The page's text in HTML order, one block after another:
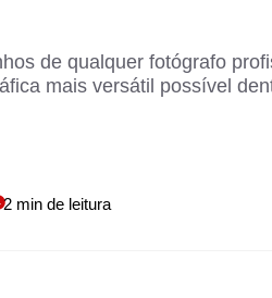
de qualquer fotógrafo
mais versátil possível